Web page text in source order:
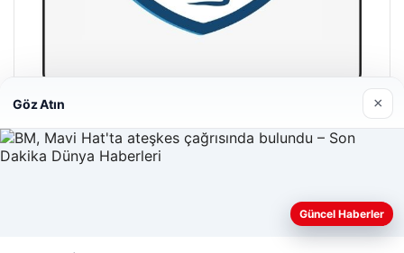
Hastaş Beton
26/05/2026
Web sitemizi nasıl kullandığınızı daha iyi anlayabilmek,
Göz Atın ×
Güncel Haberler